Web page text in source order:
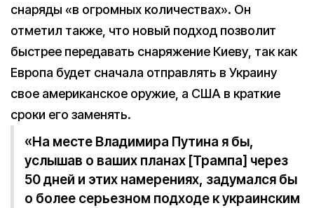
снаряды «в огромных количествах». Он
отметил также, что новый подход позволит
быстрее передавать снаряжение Киеву, так как
Европа будет сначала отправлять в Украину
свое американское оружие, а США в краткие
сроки его заменять.
«На месте Владимира Путина я бы,
услышав о ваших планах [Трампа] через
50 дней и этих намерениях, задумался бы
о более серьезном подходе к украинским